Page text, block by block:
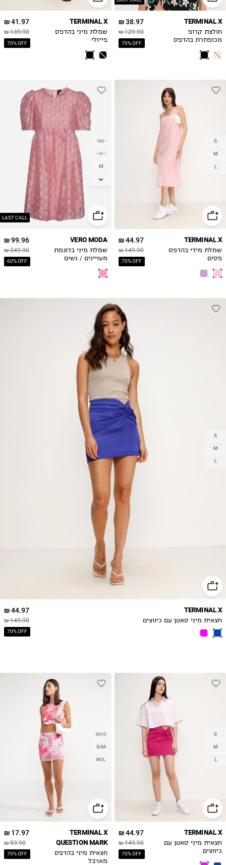
38.97 ₪
129.90 ₪
70% OFF
TERMINAL X
חולצת קרופ
מכופתרת בהדפס
41.97 ₪
139.90 ₪
70% OFF
TERMINAL X
שמלת מיני בהדפס
פייזלי
S
M
L
44.97 ₪
149.90 ₪
70% OFF
TERMINAL X
שמלת מידי בהדפס
פסים
LAST CALL
XS
S
M
L
99.96 ₪
249.90 ₪
60% OFF
VERO MODA
שמלת מיני בדוגמת
מעויינים / נשים
S
M
L
44.97 ₪
149.90 ₪
70% OFF
TERMINAL X
חצאית מיני סאטן עם כיווצים
S
M
L
44.97 ₪
149.90 ₪
70% OFF
TERMINAL X
חצאית מיני סאטן עם
כיווצים
XS/S
S/M
M/L
17.97 ₪
59.90 ₪
70% OFF
TERMINAL X
QUESTION MARK
חצאית מיני בהדפס
מארבל